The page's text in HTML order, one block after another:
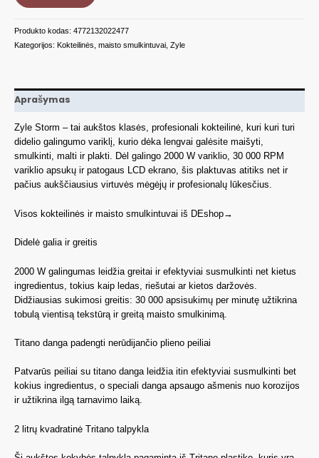
su
padengtais
ašmenimis
W
Produkto kodas: 4772132022477
Kategorijos: Kokteilinės, maisto smulkintuvai Zyle
Aprašymas
Zyle Storm – tai aukštos klasės, profesionali kokteilinė, kuri kuri turi
didelio galingumo variklį, kurio dėka lengvai galėsite maišyti,
smulkinti, malti ir plakti. Dėl galingo 2000 W variklio, 30 000 RPM
variklio apsukų ir patogaus LCD ekrano, šis plaktuvas atitiks net ir
pačius aukščiausius virtuvės mėgėjų ir profesionalų lūkesčius.
Visos kokteilinės ir maisto smulkintuvai iš DEshop→
Didelė galia ir greitis
2000 W galingumas leidžia greitai ir efektyviai susmulkinti net kietus
ingredientus, tokius kaip ledas, riešutai ar kietos daržovės.
Didžiausias sukimosi greitis: 30 000 apsisukimų per minutę užtikrina
tobulą vientisą tekstūrą ir greitą maisto smulkinimą.
Titano danga padengti nerūdijančio plieno peiliai
Patvarūs peiliai su titano danga leidžia itin efektyviai susmulkinti bet
kokius ingredientus, o speciali danga apsaugo ašmenis nuo korozijos
ir užtikrina ilgą tarnavimo laiką.
2 litrų kvadratinė Tritano talpykla